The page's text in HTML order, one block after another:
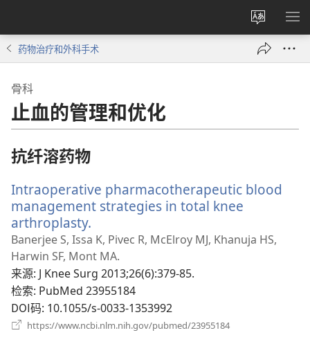
更
改
网
显
药物治疗和外科手术
骨科
止血的管理和优化
抗纤溶药物
Intraoperative pharmacotherapeutic blood
management strategies in total knee
arthroplasty.
开
新
窗
口）
Banerjee S, Issa K, Pivec R, McElroy MJ, Khanuja HS,
Harwin SF, Mont MA.
来源‎: J Knee Surg 2013;26(6):379-85.
检索‎: PubMed 23955184
DOI码‎: 10.1055/s-0033-1353992
https://www.ncbi.nlm.nih.gov/pubmed/23955184